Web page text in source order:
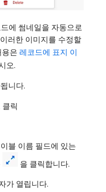
에 썸네일을 자동으로
러한 이미지를 수정할
용은 레코드에 표지 이
오.
니다.
릭
블 이름 필드에 있는
을 클릭합니다.
가 열립니다.